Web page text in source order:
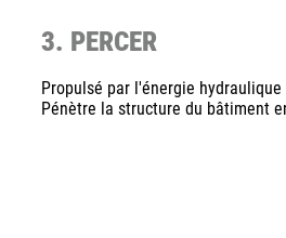
3. PERCER
Propulsé par l'énergie
Pénètre la structure du bâtiment